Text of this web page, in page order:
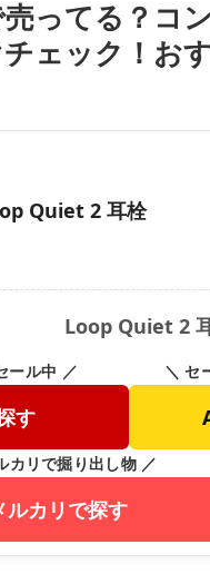
ってる？コ
ェック！お
Quiet 2 耳栓
Loop Quiet 2
ール中 ／
す
＼ セ
カリで掘り出し物 ／
ルカリで探す